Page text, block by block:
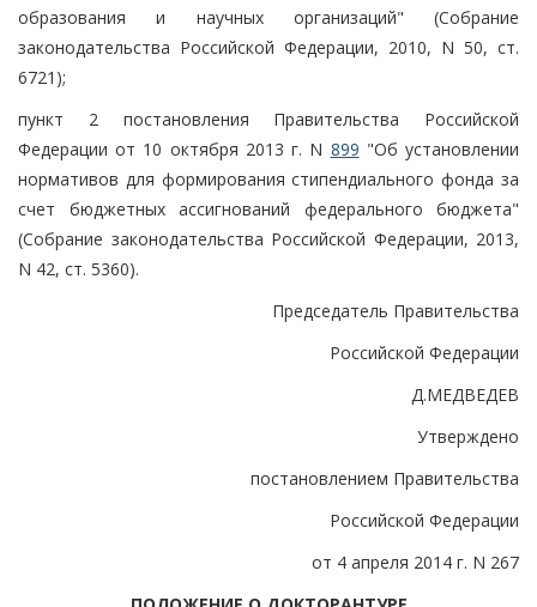
образования и научных организаций" (Собрание
законодательства Российской Федерации, 2010, N 50, ст.
6721);
пункт 2 постановления Правительства Российской
Федерации от 10 октября 2013 г. N 899 "Об установлении
нормативов для формирования стипендиального фонда за
счет бюджетных ассигнований федерального бюджета"
(Собрание законодательства Российской Федерации, 2013,
N 42, ст. 5360).
Председатель Правительства
Российской Федерации
Д.МЕДВЕДЕВ
Утверждено
постановлением Правительства
Российской Федерации
от 4 апреля 2014 г. N 267